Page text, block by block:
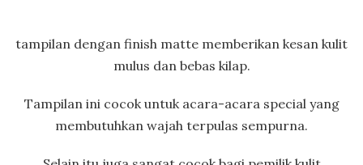
tampilan dengan finish matte memberikan kesan kulit
mulus dan bebas kilap.
Tampilan ini cocok untuk acara-acara special yang
membutuhkan wajah terpulas sempurna.